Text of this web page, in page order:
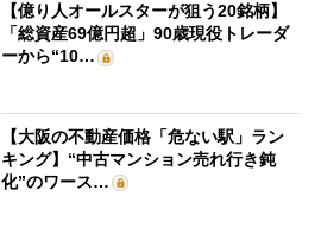
【億り人オールスターが狙う20銘柄】
「総資産69億円超」90歳現役トレーダ
ーから“10…
【大阪の不動産価格「危ない駅」ラン
キング】“中古マンション売れ行き鈍
化”のワース…